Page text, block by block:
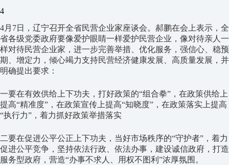
4
4月7日，辽宁召开全省民营企业家座谈会。郝鹏在会上表示，全
省各级党委政府要像爱护眼睛一样爱护民营企业，像对待亲人一
样对待民营企业家，进一步完善举措、优化服务，强信心、稳预
期、增定力，倾心竭力支持民营经济健康发展、高质量发展，并
明确提出要求：
一要在有效供给上下功夫，打好政策的“组合拳”，在政策供给上
提高“精准度”，在政策宣传上提高“知晓度”，在政策落实上提高
“执行力”，着力抓好政策举措落实
二要在促进公平公正上下功夫，当好市场秩序的“守护者”，着力
促进公平竞争，坚持依法行政、依法办事，建设诚信政府，打造
服务型政府，营造“办事不求人、用权不图利”浓厚氛围。